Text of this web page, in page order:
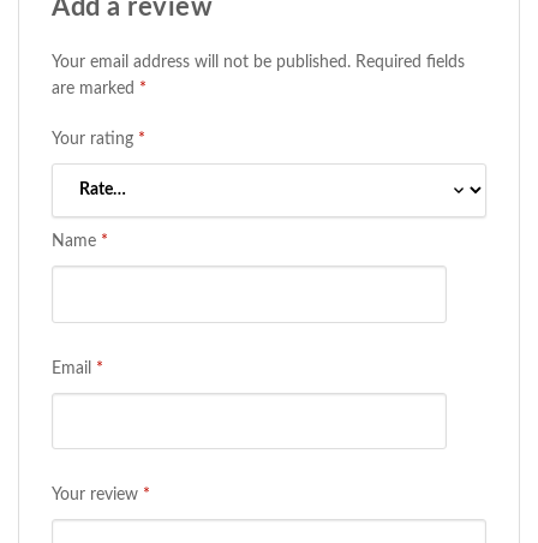
Add a review
Your email address will not be published. Required fields
are marked *
Your rating *
Name *
Email *
Your review *